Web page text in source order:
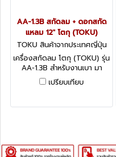
AA-1.3B สกัดลม + ดอกสกัด
แหลม 12" โตกุ (TOKU)
TOKU สินค้าจากประเทศญี่ปุ่น
AA-1.3B
เครื่องสกัดลม โตกุ (TOKU) รุ่น
AA-1.3B สำหรับงานเบา มา
พร้อมดอกสกัดแหลมยาว 12
นิ้ว ขนาดลูกสูบ 24 มม. ความ
0.45 ลูกบาศก์เมตร/นาที (15.9
เปรียบเทียบ